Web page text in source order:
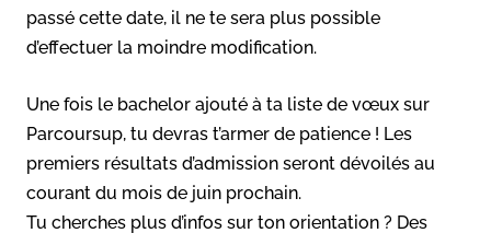
passé cette date, il ne te sera plus possible
d’effectuer la moindre modification.
Une fois le bachelor ajouté à ta liste de vœux sur
Parcoursup, tu devras t’armer de patience ! Les
premiers résultats d’admission seront dévoilés au
courant du mois de juin prochain.
Tu cherches plus d’infos sur ton orientation ? Des